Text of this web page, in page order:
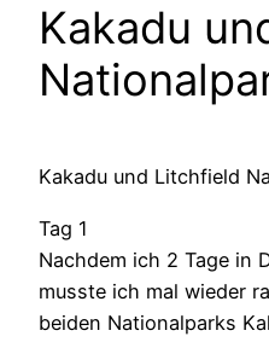
Kakadu
Kakadu und Litchfield
Tag 1
Nachdem ich 2 Tage in
musste ich mal wieder
beiden Nationalparks